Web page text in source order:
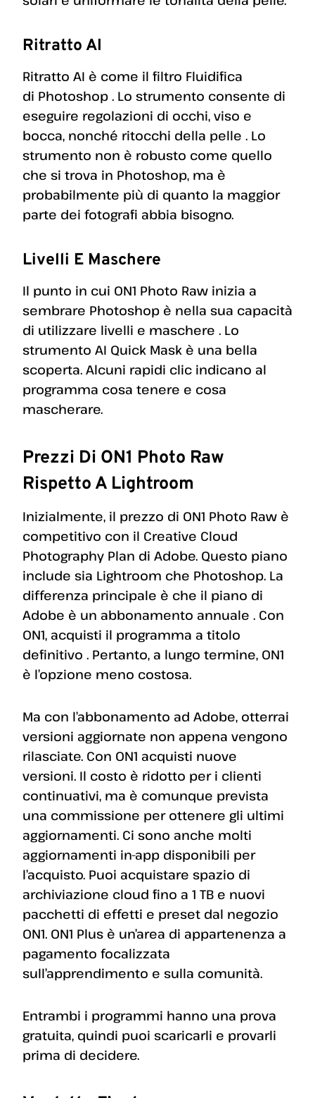
Ritratto AI
Ritratto AI è come il filtro Fluidifica
di Photoshop . Lo strumento consente di
eseguire regolazioni di occhi, viso e
bocca, nonché ritocchi della pelle . Lo
strumento non è robusto come quello
che si trova in Photoshop, ma è
probabilmente più di quanto la maggior
parte dei fotografi abbia bisogno.
Livelli E Maschere
Il punto in cui ON1 Photo Raw inizia a
sembrare Photoshop è nella sua capacità
di utilizzare livelli e maschere . Lo
strumento AI Quick Mask è una bella
scoperta. Alcuni rapidi clic indicano al
programma cosa tenere e cosa
mascherare.
Prezzi Di ON1 Photo Raw
Rispetto A Lightroom
Inizialmente, il prezzo di ON1 Photo Raw è
competitivo con il Creative Cloud
Photography Plan di Adobe. Questo piano
include sia Lightroom che Photoshop. La
differenza principale è che il piano di
Adobe è un abbonamento annuale . Con
ON1, acquisti il ​​programma a titolo
definitivo . Pertanto, a lungo termine, ON1
è l’opzione meno costosa.
Ma con l’abbonamento ad Adobe, otterrai
versioni aggiornate non appena vengono
rilasciate. Con ON1 acquisti nuove
versioni. Il costo è ridotto per i clienti
continuativi, ma è comunque prevista
una commissione per ottenere gli ultimi
aggiornamenti. Ci sono anche molti
aggiornamenti in-app disponibili per
l’acquisto. Puoi acquistare spazio di
archiviazione cloud fino a 1 TB e nuovi
pacchetti di effetti e preset dal negozio
ON1. ON1 Plus è un’area di appartenenza a
pagamento focalizzata
sull’apprendimento e sulla comunità.
Entrambi i programmi hanno una prova
gratuita, quindi puoi scaricarli e provarli
prima di decidere.